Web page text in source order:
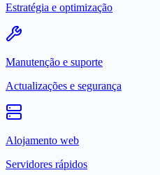
Estratégia e optimização
Manutenção e suporte
Actualizações e segurança
Alojamento web
Servidores rápidos